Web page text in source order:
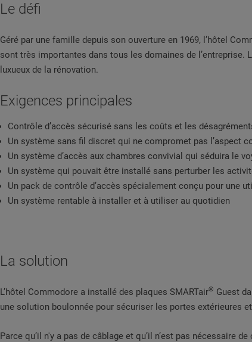
Le défi
Géré par une famille depuis son ouverture en 1969, l’hôtel
sont très importantes dans tous les domaines de l’entreprise.
luxueux de la rénovation.
Exigences principales
Contrôle d’accès sécurisé sans les coûts et les
Un système sans fil discret qui ne compromet pas l’aspect
Un système d’accès aux chambres convivial qui séduira le
Un système qui pouvait être installé sans perturber les
Un pack de contrôle d’accès spécialement conçu pour une
Un système rentable à installer et à utiliser au quotidien
La solution
L’hôtel Commodore a installé des plaques SMARTair® Guest
une solution boulonnée pour sécuriser les portes extérieures
Parce qu’il n'y a pas de câblage et qu’il n’est pas nécessaire